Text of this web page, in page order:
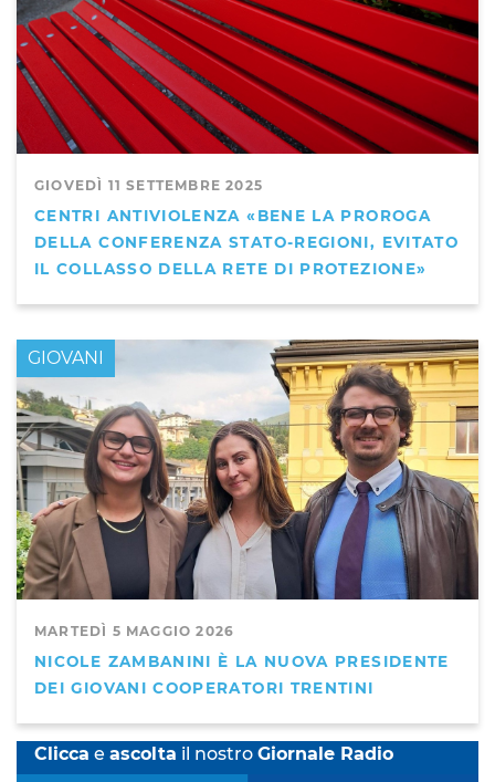
GIOVEDÌ 11 SETTEMBRE 2025
CENTRI ANTIVIOLENZA «BENE LA PROROGA
DELLA CONFERENZA STATO-REGIONI, EVITATO
IL COLLASSO DELLA RETE DI PROTEZIONE»
MARTEDÌ 5 MAGGIO 2026
NICOLE ZAMBANINI È LA NUOVA PRESIDENTE
DEI GIOVANI COOPERATORI TRENTINI
GIOVANI
Clicca e ascolta il nostro Giornale Radio